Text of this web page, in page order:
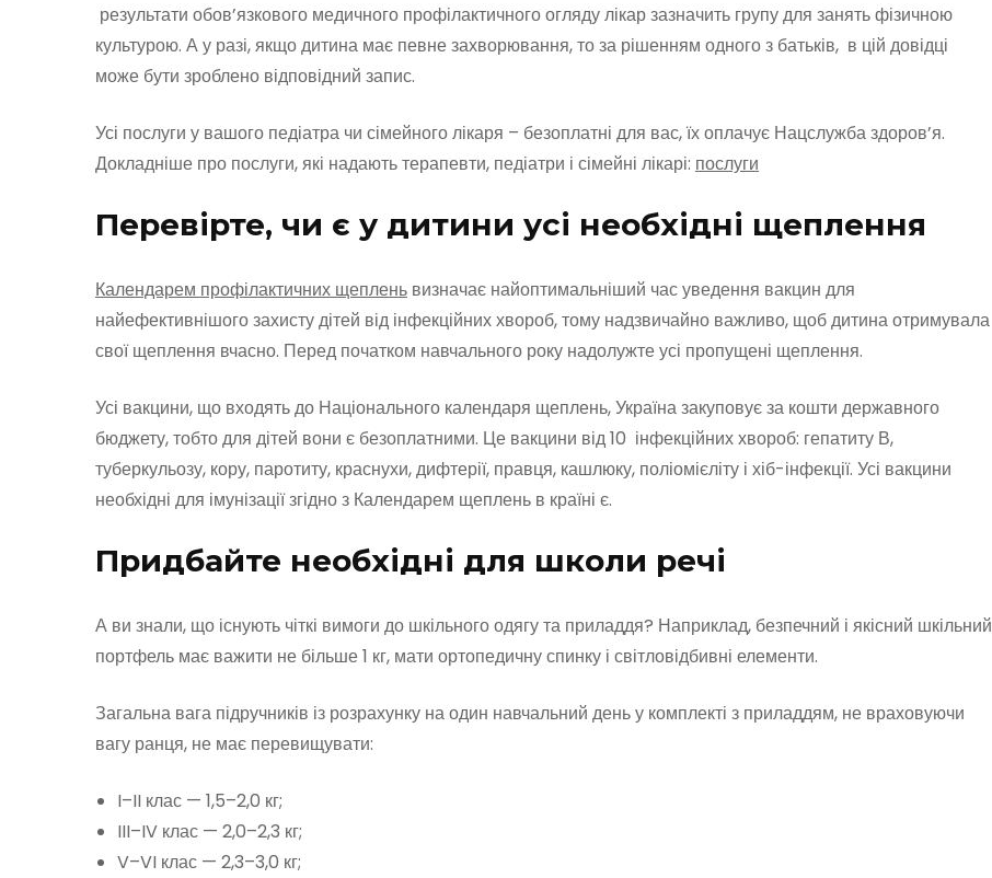
результати обов’язкового медичного профілактичного огляду лікар зазначить групу для занять фізичною
культурою. А у разі, якщо дитина має певне захворювання, то за рішенням одного з батьків, в цій довідці
може бути зроблено відповідний запис.
Усі послуги у вашого педіатра чи сімейного лікаря – безоплатні для вас, їх оплачує Нацслужба здоров’я.
Докладніше про послуги, які надають терапевти, педіатри і сімейні лікарі: послуги
Перевірте, чи є у дитини усі необхідні щеплення
Календарем профілактичних щеплень визначає найоптимальніший час уведення вакцин для
найефективнішого захисту дітей від інфекційних хвороб, тому надзвичайно важливо, щоб дитина отримувала
свої щеплення вчасно. Перед початком навчального року надолужте усі пропущені щеплення.
Усі вакцини, що входять до Національного календаря щеплень, Україна закуповує за кошти державного
бюджету, тобто для дітей вони є безоплатними. Це вакцини від 10 інфекційних хвороб: гепатиту В,
туберкульозу, кору, паротиту, краснухи, дифтерії, правця, кашлюку, поліомієліту і хіб-інфекції. Усі вакцини
необхідні для імунізації згідно з Календарем щеплень в країні є.
Придбайте необхідні для школи речі
А ви знали, що існують чіткі вимоги до шкільного одягу та приладдя? Наприклад, безпечний і якісний шкільний
портфель має важити не більше 1 кг, мати ортопедичну спинку і світловідбивні елементи.
Загальна вага підручників із розрахунку на один навчальний день у комплекті з приладдям, не враховуючи
вагу ранця, не має перевищувати:
I–II клас — 1,5–2,0 кг;
III–IV клас — 2,0–2,3 кг;
V–VI клас — 2,3–3,0 кг;